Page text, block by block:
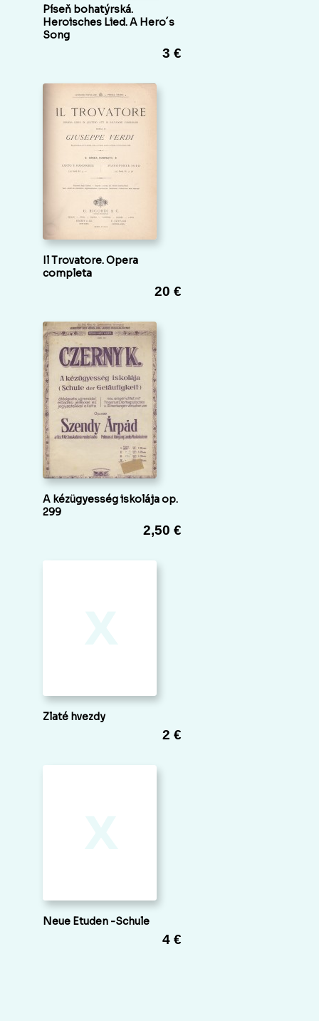
Píseň bohatýrská.
Heroisches Lied. A Hero´s
Song
3 €
Il Trovatore. Opera
completa
20 €
A kézügyesség iskolája op.
299
2,50 €
Zlaté hvezdy
2 €
Neue Etuden -Schule
4 €